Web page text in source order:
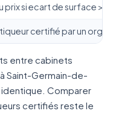
prix si ecart de surface > 5
certifié par un
entre cabinets
Saint-Germain-de-
Comparer
certifiés reste le